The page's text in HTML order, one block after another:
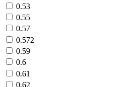
0.53
0.55
0.57
0.572
0.59
0.6
0.61
0.62